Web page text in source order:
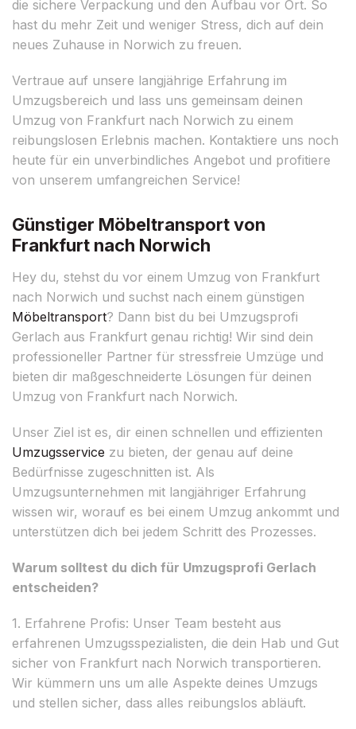
die sichere Verpackung und den Aufbau vor Ort. So
hast du mehr Zeit und weniger Stress, dich auf dein
neues Zuhause in Norwich zu freuen.
Vertraue auf unsere langjährige Erfahrung im
Umzugsbereich und lass uns gemeinsam deinen
Umzug von Frankfurt nach Norwich zu einem
reibungslosen Erlebnis machen. Kontaktiere uns noch
heute für ein unverbindliches Angebot und profitiere
von unserem umfangreichen Service!
Günstiger Möbeltransport von
Frankfurt nach Norwich
Hey du, stehst du vor einem Umzug von Frankfurt
nach Norwich und suchst nach einem günstigen
Möbeltransport? Dann bist du bei Umzugsprofi
Gerlach aus Frankfurt genau richtig! Wir sind dein
professioneller Partner für stressfreie Umzüge und
bieten dir maßgeschneiderte Lösungen für deinen
Umzug von Frankfurt nach Norwich.
Unser Ziel ist es, dir einen schnellen und effizienten
Umzugsservice zu bieten, der genau auf deine
Bedürfnisse zugeschnitten ist. Als
Umzugsunternehmen mit langjähriger Erfahrung
wissen wir, worauf es bei einem Umzug ankommt und
unterstützen dich bei jedem Schritt des Prozesses.
Warum solltest du dich für Umzugsprofi Gerlach
entscheiden?
1. Erfahrene Profis: Unser Team besteht aus
erfahrenen Umzugsspezialisten, die dein Hab und Gut
sicher von Frankfurt nach Norwich transportieren.
Wir kümmern uns um alle Aspekte deines Umzugs
und stellen sicher, dass alles reibungslos abläuft.